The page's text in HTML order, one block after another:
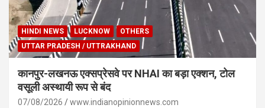
HINDI NEWS LUCKNOW
OTHERS
UTTAR PRADESH / UTTRAKHAND
कानपुर-लखनऊ एक्सप्रेसवे पर NHAI का बड़ा एक्शन, टोल
वसूली अस्थायी रूप से बंद
07/08/2026 www.indianopinionnews.com